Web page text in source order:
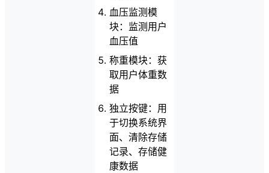
血压监测模
块：监测用户
血压值
称重模块：获
取用户体重数
据
独立按键：用
于切换系统界
面、清除存储
记录、存储健
康数据